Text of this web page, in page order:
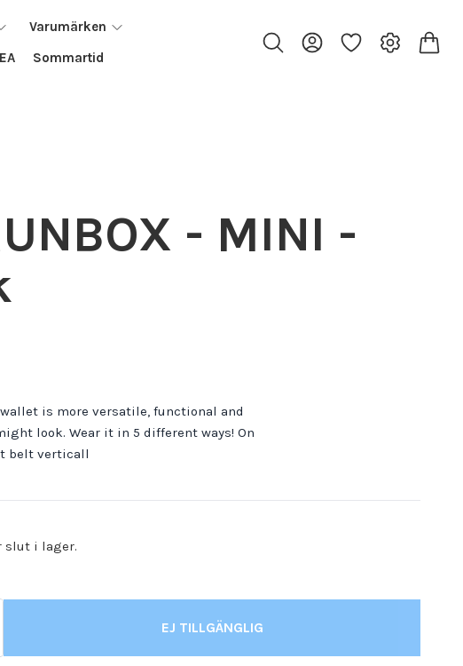
Varumärken
Sommartid
- MINI -
is more versatile, functional and
look. Wear it in 5 different ways! On
belt verticall
slut i lager.
EJ TILLGÄNGLIG